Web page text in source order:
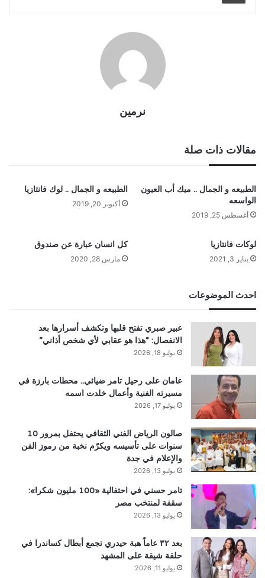
نرمين
مقالات ذات صلة
الطبيعه و الجمال .. ميك أب العيون
الواسعه
أغسطس 25, 2019
الطبيعه و الجمال .. لوك فانتازيا
أكتوبر 20, 2019
لوكات فانتازيا
يناير 3, 2021
كل انسان عبارة عن صندوق
مارس 28, 2020
احدث الموضوعات
عبير صبري تفتح قلبها وتكشف أسرارها بعد
الانفصال: “هذا هو عقابي لأي شخص أذاني”
يوليو 18, 2026
عامان على رحيل تامر ضيائي.. محطات بارزة في
مسيرته الفنية وأعمال خلدت اسمه
يوليو 17, 2026
صالون الرياض الفني الثقافي يحتفل بمرور 10
سنوات على تأسيسه ويكرّم نخبة من رموز الفن
والإعلام في جدة
يوليو 13, 2026
تامر حسني في احتفالية «100 مليون شكرا»:
سقفة لمنتخب مصر
يوليو 13, 2026
بعد ٣٢ عاماً هبة حيدري تجمع أبطال كساندرا في
حلقة شيقة على المشهد
يوليو 11, 2026